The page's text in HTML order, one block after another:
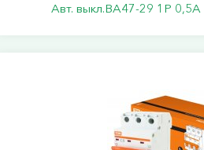
Авт. выкл.ВА47-29 1Р 0,5А